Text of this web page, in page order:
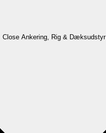
Close Ankering, Rig & Dæksudstyr